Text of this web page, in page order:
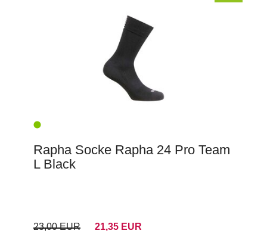
Rapha Socke Rapha 24 Pro Team
L Black
23,00 EUR 21,35 EUR